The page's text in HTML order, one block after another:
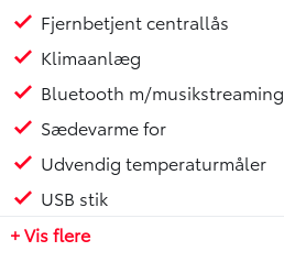
Fjernbetjent centrallås
Klimaanlæg
Bluetooth m/musikstreaming
Sædevarme for
Udvendig temperaturmåler
USB stik
+ Vis flere